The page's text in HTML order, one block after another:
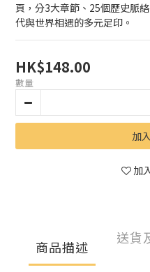
頁，分3大章節、25個歷史脈
代與世界相遇的多元足印。
HK$148.00
數量
加
加
商品描述
送貨